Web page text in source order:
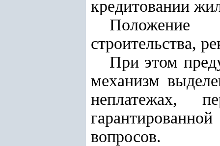
кредитовании
Положение
строительства,
При этом
механизм
неплатежах,
вопросов.